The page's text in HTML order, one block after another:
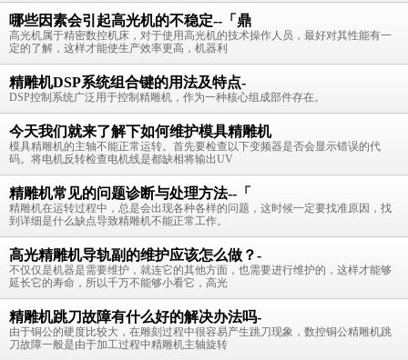
哪些因素会引起高光机的不稳定--「鼎
高光机属于精密数控机床，对于使用高光机的技术操作人员，最好对其性能有一
定的了解，这样才能使生产效率更高，机器利
精雕机DSP系统组合键的用法及特点-
DSP控制系统广泛用于控制精雕机，作为一种核心组成部件存在。
今天我们就来了解下如何维护模具精雕机
模具精雕机的主轴不能正常运转。首先要检查以下变频器是否会显示错误的代
码。将电机反转检查电机线是都缺相将输出UV
精雕机常见的问题诊断与处理方法--「
精雕机在运转过程中，总是会出现各种各样的问题，这时候一定要找准原因，找
到详细是什么缺点导致精雕机不能正常工作。
高光精雕机导轨副的维护应该怎么做？-
不仅仅是机器是需要维护，就连它的其他方面，也需要进行维护的，这样才能够
延长它的寿命，所以千万不能够小看它，高光
精雕机跳刀故障有什么好的解决办法吗-
由于铜公的硬度比较大，在雕刻过程中很容易产生跳刀现象，数控铜公精雕机跳
刀故障一般是由于加工过程中精雕机主轴旋转